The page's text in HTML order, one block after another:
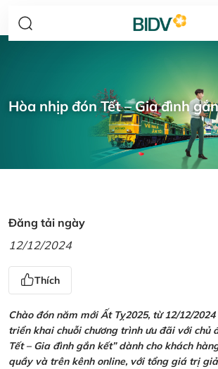
Hòa nhịp đón Tết – Gia đình
Đăng tải ngày
12/12/2024
Thích
Chào đón năm mới Ất Tỵ2025, từ 12/12/
triển khai chuỗi chương trình ưu đãi với chủ
Tết – Gia đình gắn kết” dành cho khách
quầy và trên kênh online, với tổng giá trị